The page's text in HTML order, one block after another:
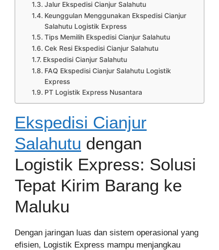
Jalur Ekspedisi Cianjur Salahutu
Keunggulan Menggunakan Ekspedisi Cianjur
Salahutu Logistik Express
Tips Memilih Ekspedisi Cianjur Salahutu
Cek Resi Ekspedisi Cianjur Salahutu
Ekspedisi Cianjur Salahutu
FAQ Ekspedisi Cianjur Salahutu Logistik
Express
PT Logistik Express Nusantara
Ekspedisi Cianjur
Salahutu dengan
Logistik Express: Solusi
Tepat Kirim Barang ke
Maluku
Dengan jaringan luas dan sistem operasional yang
efisien, Logistik Express mampu menjangkau